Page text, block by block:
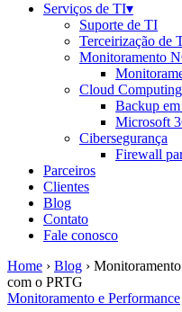
Serviços de TI▾
Suporte de TI
Terceirização de
Monitoramento
Cloud Computing
Backup
Microsoft
Cibersegurança
Firewall
Parceiros
Clientes
Blog
Contato
Fale conosco
Home › Blog ›
com o PRTG
Monitoramento e Performance